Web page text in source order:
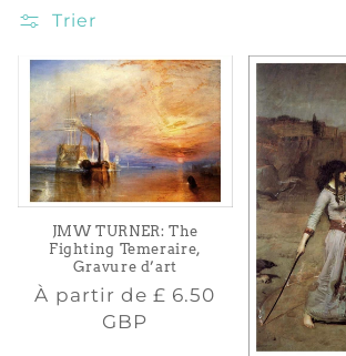
i
o
n
Trier
JMW TURNER: The
Fighting Temeraire,
Gravure d’art
Prix
habituel
À partir de£ 6.50
GBP